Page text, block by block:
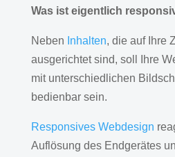
Was ist eigentlich
Neben Inhalten, die auf Ihre
ausgerichtet sind, soll Ihre
mit unterschiedlichen
bedienbar sein.
Responsives Webdesign
Auflösung des Endgerätes